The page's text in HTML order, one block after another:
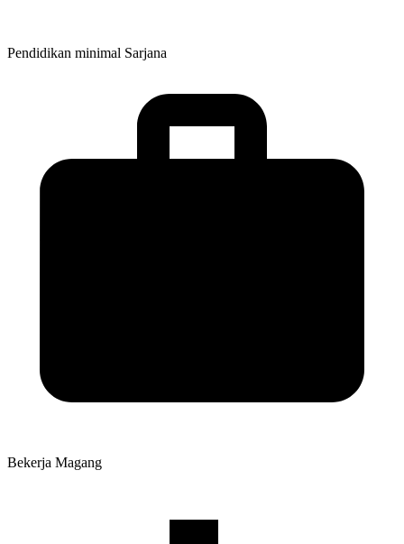
Pendidikan minimal Sarjana
Bekerja Magang